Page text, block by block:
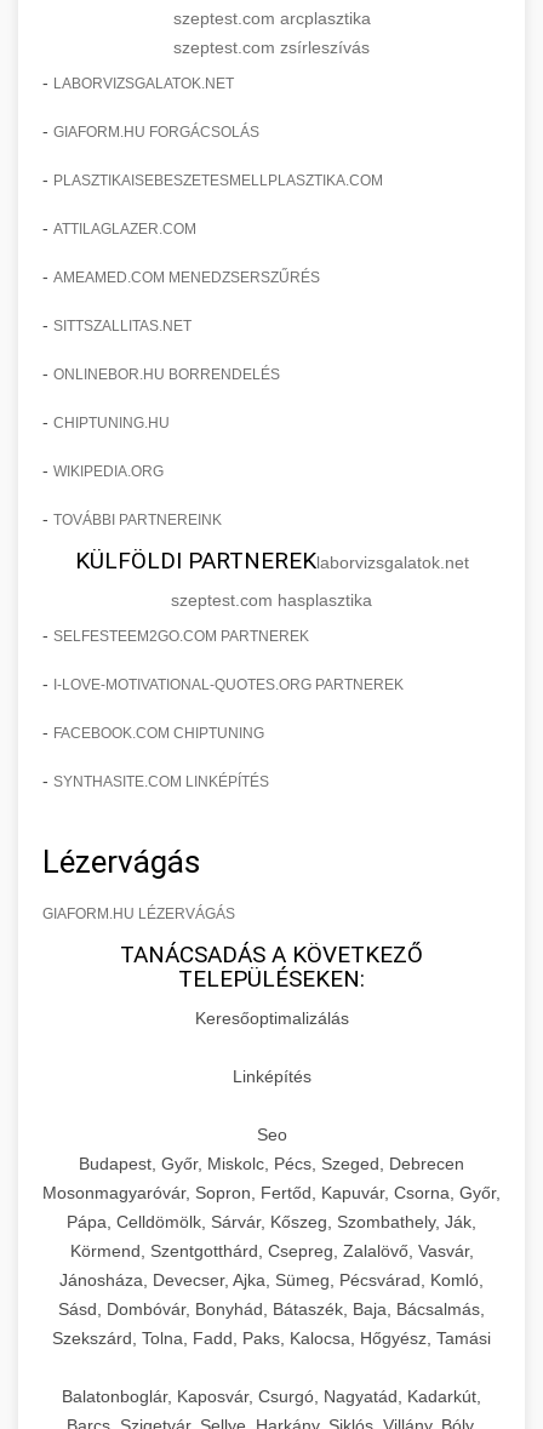
szeptest.com arcplasztika
szeptest.com zsírleszívás
- LABORVIZSGALATOK.NET
- GIAFORM.HU FORGÁCSOLÁS
- PLASZTIKAISEBESZETESMELLPLASZTIKA.COM
- ATTILAGLAZER.COM
- AMEAMED.COM MENEDZSERSZŰRÉS
- SITTSZALLITAS.NET
- ONLINEBOR.HU BORRENDELÉS
- CHIPTUNING.HU
- WIKIPEDIA.ORG
- TOVÁBBI PARTNEREINK
KÜLFÖLDI PARTNEREKlaborvizsgalatok.net
szeptest.com hasplasztika
- SELFESTEEM2GO.COM PARTNEREK
- I-LOVE-MOTIVATIONAL-QUOTES.ORG PARTNEREK
- FACEBOOK.COM CHIPTUNING
- SYNTHASITE.COM LINKÉPÍTÉS
Lézervágás
GIAFORM.HU LÉZERVÁGÁS
TANÁCSADÁS A KÖVETKEZŐ
TELEPÜLÉSEKEN:
Keresőoptimalizálás
Linképítés
Seo
Budapest, Győr, Miskolc, Pécs, Szeged, Debrecen
Mosonmagyaróvár, Sopron, Fertőd, Kapuvár, Csorna, Győr,
Pápa, Celldömölk, Sárvár, Kőszeg, Szombathely, Ják,
Körmend, Szentgotthárd, Csepreg, Zalalövő, Vasvár,
Jánosháza, Devecser, Ajka, Sümeg, Pécsvárad, Komló,
Sásd, Dombóvár, Bonyhád, Bátaszék, Baja, Bácsalmás,
Szekszárd, Tolna, Fadd, Paks, Kalocsa, Hőgyész, Tamási
Balatonboglár, Kaposvár, Csurgó, Nagyatád, Kadarkút,